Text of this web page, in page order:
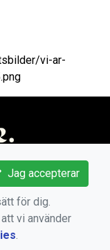
Jag accepterar
för dig.
vi använder
.